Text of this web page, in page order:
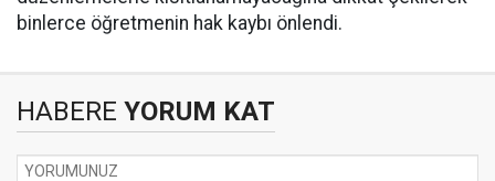
binlerce öğretmenin hak kaybı önlendi.
HABERE YORUM KAT